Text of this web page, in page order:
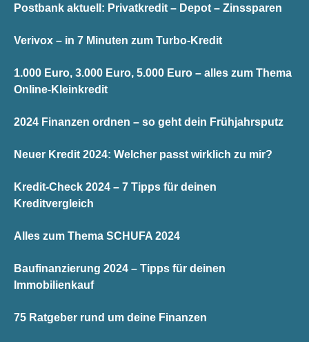
Postbank aktuell: Privatkredit – Depot – Zinssparen
Verivox – in 7 Minuten zum Turbo-Kredit
1.000 Euro, 3.000 Euro, 5.000 Euro – alles zum Thema
Online-Kleinkredit
2024 Finanzen ordnen – so geht dein Frühjahrsputz
Neuer Kredit 2024: Welcher passt wirklich zu mir?
Kredit-Check 2024 – 7 Tipps für deinen
Kreditvergleich
Alles zum Thema SCHUFA 2024
Baufinanzierung 2024 – Tipps für deinen
Immobilienkauf
75 Ratgeber rund um deine Finanzen